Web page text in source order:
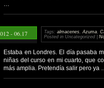
- 06.17 Tags: almacenes Azuma
Posted in Uncategorized |
Estaba en Londres. El día pasaba
niñas del curso en mi cuarto, que
más amplia. Pretendía salir pero ya …